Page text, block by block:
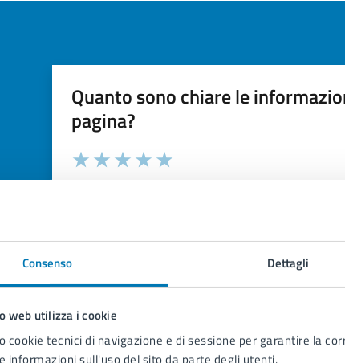
Consenso Dettagli
web utilizza i cookie
cookie tecnici di navigazione e di sessione per garantire la
Quanto sono chiare le
pagina?
Valuta la chiarezza delle informazioni (da 1 a 5 stelle)
Seleziona il numero di stelle per valutare la
Contatta il comune
Leggi le domande frequenti